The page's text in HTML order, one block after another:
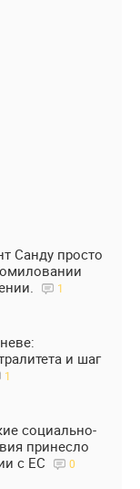
Санду просто
1
и шаг
1
социально-
принесло
с ЕС
0